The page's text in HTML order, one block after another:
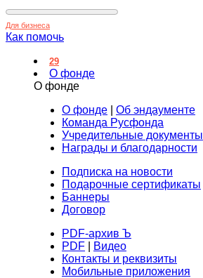
Для бизнеса
Как помочь
29
О фонде
О фонде
О фонде
Об эндаументе
Команда Русфонда
Учредительные документы
Награды и благодарности
Подписка на новости
Подарочные сертификаты
Баннеры
Договор
PDF-архив Ъ
PDF
Видео
Контакты и реквизиты
Мобильные приложения